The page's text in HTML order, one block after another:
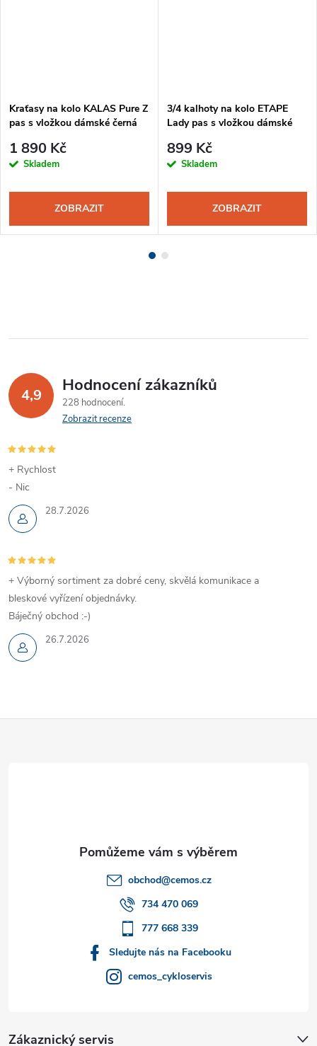
Kraťasy na kolo KALAS Pure Z
pas s vložkou dámské černá
1 890 Kč
Skladem
ZOBRAZIT
3/4 kalhoty na kolo ETAPE
Lady pas s vložkou dámské
899 Kč
Skladem
ZOBRAZIT
4,9 Hodnocení zákazníků
228 hodnocení
Zobrazit recenze
28.7.2026
+ Rychlost
- Nic
26.7.2026
+ Výborný sortiment za dobré ceny, skvělá komunikace a
bleskové vyřízení objednávky.
Báječný obchod :-)
obchod@cemos.cz
734 470 069
777 668 339
Sledujte nás na Facebooku
cemos_cykloservis
Zákaznický servis